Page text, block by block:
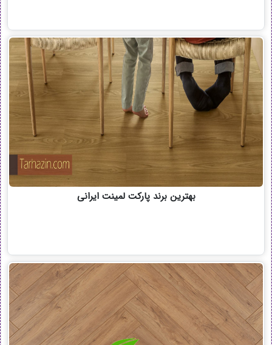
بهترین برند پارکت لمینت ایرانی